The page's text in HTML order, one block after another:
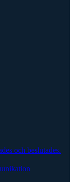
och beslutades.